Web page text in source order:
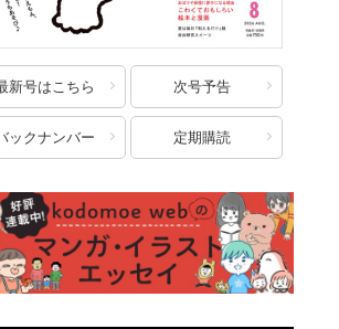
新号はこちら 次号予告
ックナンバー 定期購読